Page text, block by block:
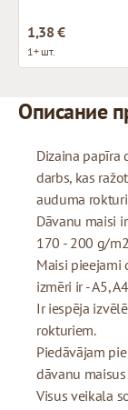
1,38 €
1+ шт.
Описание
Dizaina papīra
darbs, kas
auduma
Dāvanu maisi
170 - 200 g/
Maisi pieejami
izmēri ir - A5,
Ir iespēja
rokturiem.
Piedāvājam
dāvanu
Visus veikala